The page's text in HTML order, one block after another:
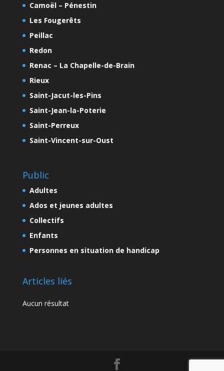
Camoël – Pénestin
Les Fougerêts
Peillac
Redon
Renac – La Chapelle-de-Brain
Rieux
Saint-Jacut-les-Pins
Saint-Jean-la-Poterie
Saint-Perreux
Saint-Vincent-sur-Oust
Public
Adultes
Ados et jeunes adultes
Collectifs
Enfants
Personnes en situation de handicap
Articles liés
Aucun résultat